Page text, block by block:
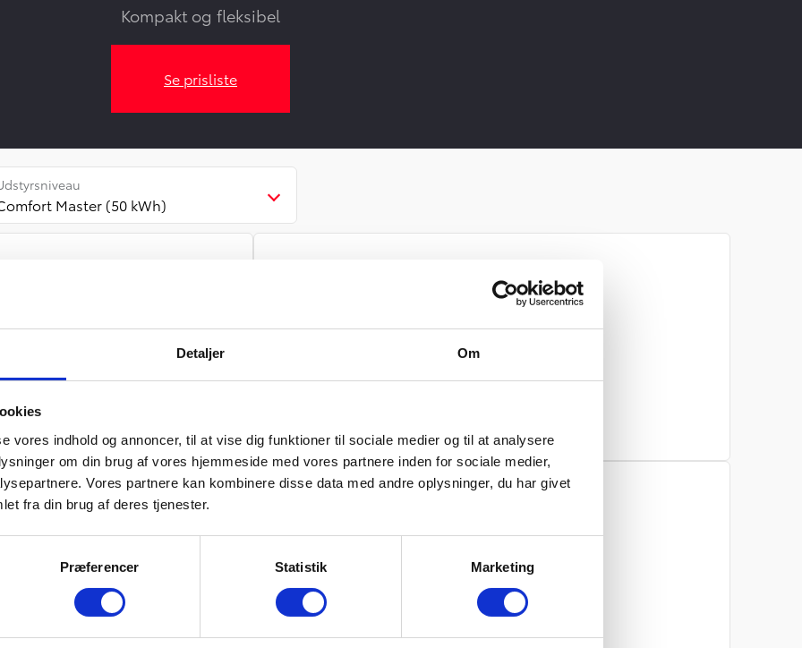
Detaljer Om
vores indhold og annoncer, til at vise dig funktioner til sociale medier og til at analysere
om din brug af vores hjemmeside med vores partnere inden for sociale medier,
Vores partnere kan kombinere disse data med andre oplysninger, du har givet
fra din brug af deres tjenester.
Præferencer Statistik Marketing
Kompakt og fleksibel
Se prisliste
Master (50 kWh)
skydedør aut. gear Comfort Master:
20.000 kr. Maks. 15.000 km/år.
grøn ejerafg., forsikring og
x 2.071 kr. + førstegangsydelse 20.000
til at anvise en køber til restværdi 61.701
er det muligt at levere bilen tilbage til
er ekskl. moms. Tilbuddet gælder så
samt renteforhøjelser. Tilbuddet er
Fremhævet standardudstyr
Bakkamera
SmartCargo
Express Service
Toyota Relax